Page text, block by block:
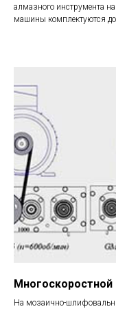
алмазного инструмента
машины комплектуются
На мозаично-